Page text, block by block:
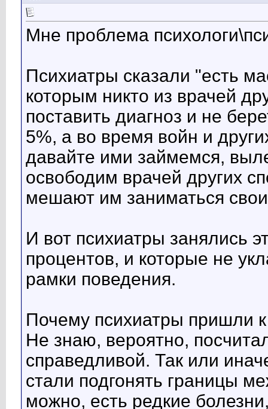
Мне проблема
Психиатры сказали "есть
которым никто из врачей
поставить диагноз и не
5%, а во время войн и
давайте ими займемся,
освободим врачей других
мешают им заниматься
И вот психиатры занялись
процентов, и которые не
рамки поведения.
Почему психиатры пришли
Не знаю, вероятно,
справедливой. Так или
стали подгонять границы
можно, есть редкие